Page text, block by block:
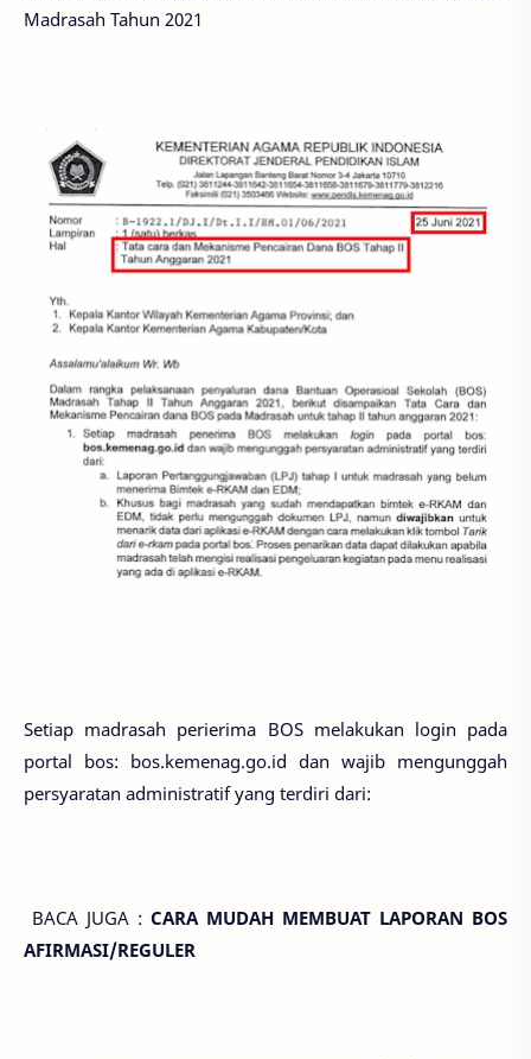
Madrasah Tahun 2021
Setiap madrasah perierima BOS melakukan login pada
portal bos: bos.kemenag.go.id dan wajib mengunggah
persyaratan administratif yang terdiri dari:
BACA JUGA : CARA MUDAH MEMBUAT LAPORAN BOS
AFIRMASI/REGULER